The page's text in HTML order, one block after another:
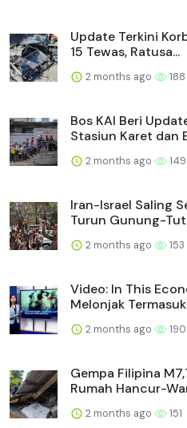
Update Terkini
15 Tewas, Ratusa...
2 months ago 188
Bos KAI Beri
Stasiun Karet dan
2 months ago 149
Iran-Israel Saling
Turun Gunung-
2 months ago 153
Video: In This
Melonjak Termasuk
2 months ago 190
Gempa Filipina
Rumah Hancur-
2 months ago 151